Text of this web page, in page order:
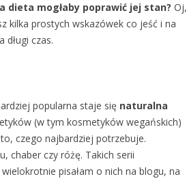
dieta mogłaby poprawić jej stan? Oj,
kilka prostych wskazówek co jeść i na
długi czas.
popularna staje się naturalna
(w tym kosmetyków wegańskich)
czego najbardziej potrzebuje.
chaber czy różę. Takich serii
pisałam o nich na blogu, na